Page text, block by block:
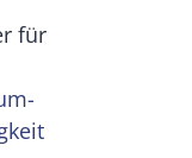
für